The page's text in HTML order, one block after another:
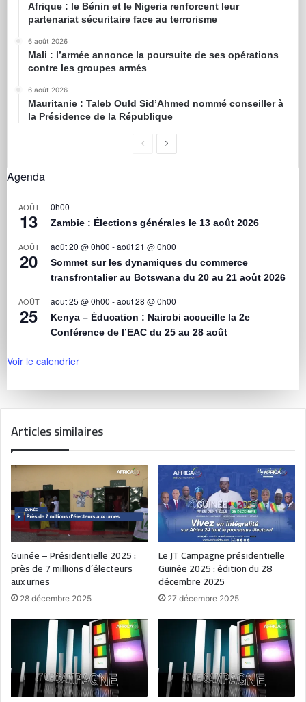
Afrique : le Bénin et le Nigeria renforcent leur
partenariat sécuritaire face au terrorisme
6 août 2026
Mali : l’armée annonce la poursuite de ses opérations
contre les groupes armés
6 août 2026
Mauritanie : Taleb Ould Sid’Ahmed nommé conseiller à
la Présidence de la République
Agenda
AOÛT
13
0h00
Zambie : Élections générales le 13 août 2026
AOÛT
20
août 20 @ 0h00 -août 21 @ 0h00
Sommet sur les dynamiques du commerce
transfrontalier au Botswana du 20 au 21 août 2026
AOÛT
25
août 25 @ 0h00 -août 28 @ 0h00
Kenya – Éducation : Nairobi accueille la 2e
Conférence de l’EAC du 25 au 28 août
Voir le calendrier
Articles similaires
Guinée – Présidentielle 2025 :
près de 7 millions d’électeurs
aux urnes
28 décembre 2025
Le JT Campagne présidentielle
Guinée 2025 : édition du 28
décembre 2025
27 décembre 2025